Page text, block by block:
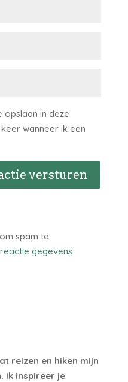
opslaan in deze
wanneer ik een
versturen
spam te
gegevens
reizen en hiken mijn
Ik inspireer je